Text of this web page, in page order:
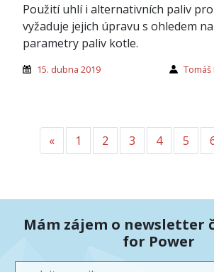
Použití uhlí i alternativních paliv
vyžaduje jejich úpravu s ohledem
parametry paliv kotle.
15. dubna 2019 Tomáš
«Předchozí
1 2 3 4 5
Mám zájem o newsletter
for Power